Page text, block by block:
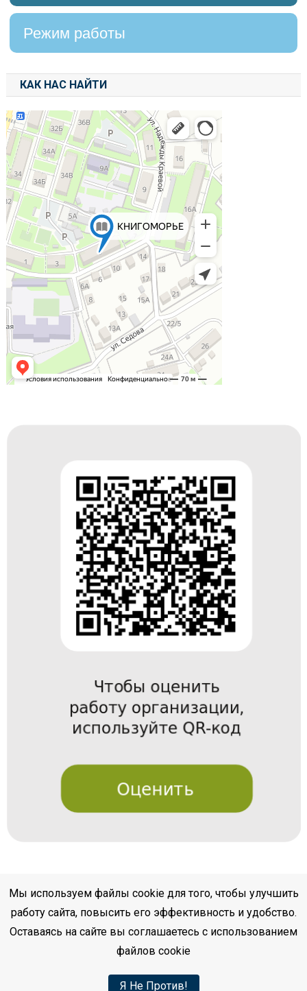
Режим работы
КАК НАС НАЙТИ
Мы используем файлы cookie для того, чтобы улучшить
работу сайта, повысить его эффективность и удобство.
Оставаясь на сайте вы соглашаетесь с использованием
файлов cookie
Я Не Против!